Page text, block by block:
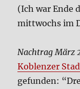
(Ich war Ende
mitt­wochs im
Nach­trag März
Koblen­zer
gefun­den: